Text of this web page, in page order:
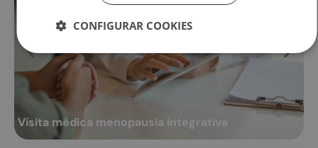
Visita médica menopausia integrativa
Visita médica menopausia integrativa
Se trata de una visita que realiza un ginecólogo especialista en
Ginecológica regenerativa y funcional de la mujer...
Ver más
CONFIGURAR COOKIES